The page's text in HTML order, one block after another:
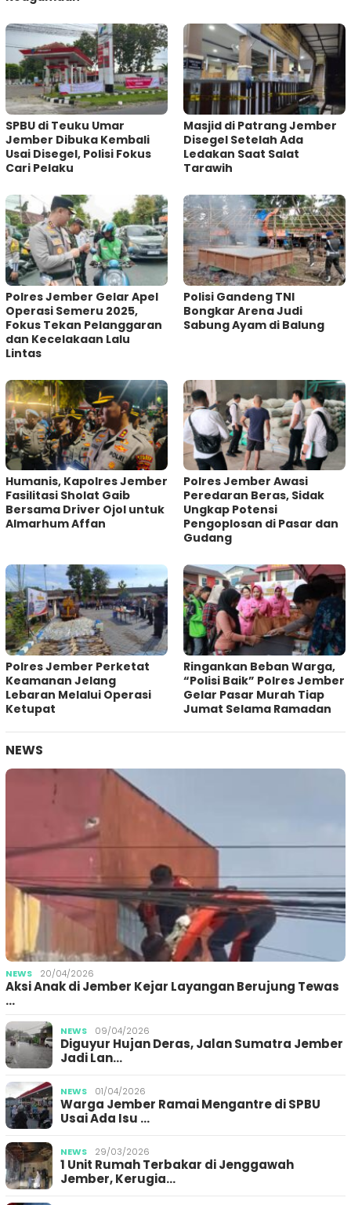
SPBU di Teuku Umar
Jember Dibuka Kembali
Usai Disegel, Polisi Fokus
Cari Pelaku
Masjid di Patrang Jember
Disegel Setelah Ada
Ledakan Saat Salat
Tarawih
Polres Jember Gelar Apel
Operasi Semeru 2025,
Fokus Tekan Pelanggaran
dan Kecelakaan Lalu
Lintas
Polisi Gandeng TNI
Bongkar Arena Judi
Sabung Ayam di Balung
Humanis, Kapolres Jember
Fasilitasi Sholat Gaib
Bersama Driver Ojol untuk
Almarhum Affan
Polres Jember Awasi
Peredaran Beras, Sidak
Ungkap Potensi
Pengoplosan di Pasar dan
Gudang
Polres Jember Perketat
Keamanan Jelang
Lebaran Melalui Operasi
Ketupat
Ringankan Beban Warga,
“Polisi Baik” Polres Jember
Gelar Pasar Murah Tiap
Jumat Selama Ramadan
NEWS
NEWS 20/04/2026
Aksi Anak di Jember Kejar Layangan Berujung Tewas
…
NEWS 09/04/2026
Diguyur Hujan Deras, Jalan Sumatra Jember
Jadi Lan…
NEWS 01/04/2026
Warga Jember Ramai Mengantre di SPBU
Usai Ada Isu …
NEWS 29/03/2026
1 Unit Rumah Terbakar di Jenggawah
Jember, Kerugia…